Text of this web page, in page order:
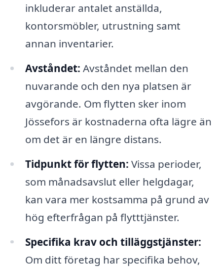
inkluderar antalet anställda,
kontorsmöbler, utrustning samt
annan inventarier.
Avståndet: Avståndet mellan den
nuvarande och den nya platsen är
avgörande. Om flytten sker inom
Jössefors är kostnaderna ofta lägre än
om det är en längre distans.
Tidpunkt för flytten: Vissa perioder,
som månadsavslut eller helgdagar,
kan vara mer kostsamma på grund av
hög efterfrågan på flytttjänster.
Specifika krav och tilläggstjänster:
Om ditt företag har specifika behov,